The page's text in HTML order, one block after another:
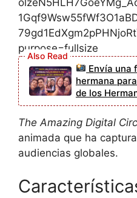
Envía una
hermana
de los
The Amazing Digital
animada que ha
audiencias globales.